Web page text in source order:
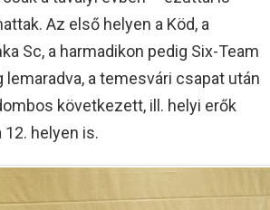
Az első helyen a Köd, a
Sc, a harmadikon pedig Six-Team
lemaradva, a temesvári csapat után
következett, ill. helyi erők
helyen is.